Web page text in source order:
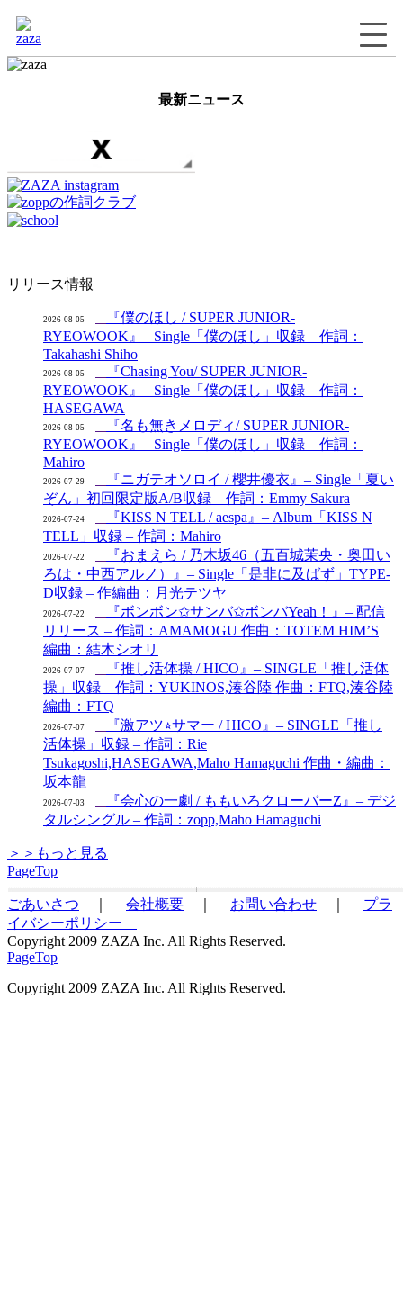
最新ニュース
リリース情報
2026-08-05
『僕のほし / SUPER JUNIOR-
RYEOWOOK』– Single「僕のほし」収録 – 作詞：
Takahashi Shiho
2026-08-05
『Chasing You/ SUPER JUNIOR-
RYEOWOOK』– Single「僕のほし」収録 – 作詞：
HASEGAWA
2026-08-05
『名も無きメロディ/ SUPER JUNIOR-
RYEOWOOK』– Single「僕のほし」収録 – 作詞：
Mahiro
2026-07-29
『ニガテオソロイ / 櫻井優衣』– Single「夏い
ぞん」初回限定版A/B収録 – 作詞：Emmy Sakura
2026-07-24
『KISS N TELL / aespa』– Album「KISS N
TELL」収録 – 作詞：Mahiro
2026-07-22
『おまえら / 乃木坂46（五百城茉央・奥田い
ろは・中西アルノ）』– Single「是非に及ばず」TYPE-
D収録 – 作編曲：月光テツヤ
2026-07-22
『ボンボン✩サンバ✩ボンバYeah！』– 配信
リリース – 作詞：AMAMOGU 作曲：TOTEM HIM’S
編曲：結木シオリ
2026-07-07
『推し活体操 / HICO』– SINGLE「推し活体
操」収録 – 作詞：YUKINOS,湊谷陸 作曲：FTQ,湊谷陸
編曲：FTQ
2026-07-07
『激アツ⭐︎サマー / HICO』– SINGLE「推し
活体操」収録 – 作詞：Rie
Tsukagoshi,HASEGAWA,Maho Hamaguchi 作曲・編曲：
坂本龍
2026-07-03
『会心の一劇 / ももいろクローバーZ』– デジ
タルシングル – 作詞：zopp,Maho Hamaguchi
＞＞もっと見る
PageTop
ごあいさつ 会社概要 お問い合わせ
プラ
イバシーポリシー
Copyright 2009 ZAZA Inc. All Rights Reserved.
PageTop
Copyright 2009 ZAZA Inc. All Rights Reserved.